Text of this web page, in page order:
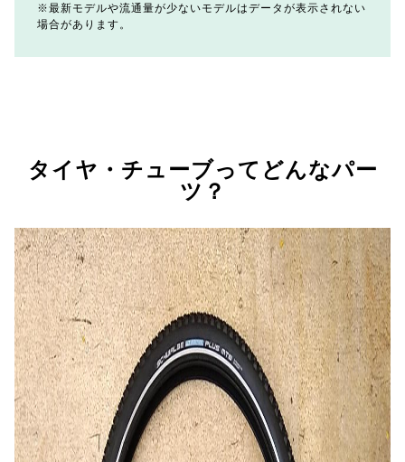
最新モデルや流通量が少ないモデルはデータが表示されない
場合があります。
タイヤ・チューブってどんなパー
ツ？